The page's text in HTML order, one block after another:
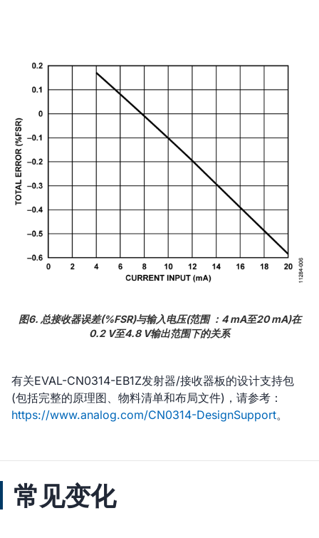
图6. 总接收器误差(%FSR)与输入电压(范围 ：4 mA至20 mA)在
0.2 V至4.8 V输出范围下的关系
有关EVAL-CN0314-EB1Z发射器/接收器板的设计支持包
(包括完整的原理图、物料清单和布局文件)，请参考：
https://www.analog.com/CN0314-DesignSupport。
常见变化